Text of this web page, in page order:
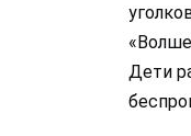
Дети